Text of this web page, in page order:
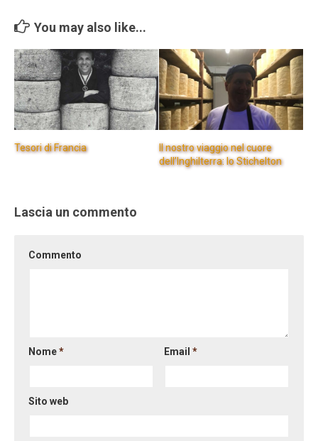
You may also like...
Tesori di Francia
Il nostro viaggio nel cuore
dell’Inghilterra: lo Stichelton
Lascia un commento
Commento
Nome* Email*
Sito web